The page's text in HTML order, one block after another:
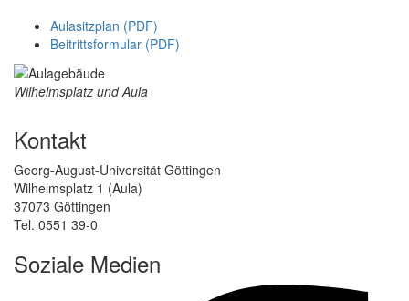
Aulasitzplan (PDF)
Beitrittsformular (PDF)
Wilhelmsplatz und Aula
Kontakt
Georg-August-Universität Göttingen
Wilhelmsplatz 1 (Aula)
37073 Göttingen
Tel. 0551 39-0
Soziale Medien